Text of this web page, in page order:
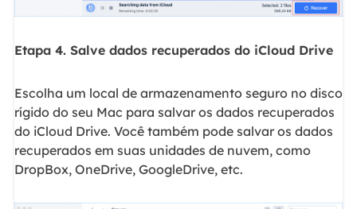
Etapa 4. Salve dados recuperados do iCloud Drive
Escolha um local de armazenamento seguro no disco
rígido do seu Mac para salvar os dados recuperados
do iCloud Drive. Você também pode salvar os dados
recuperados em suas unidades de nuvem, como
DropBox, OneDrive, GoogleDrive, etc.